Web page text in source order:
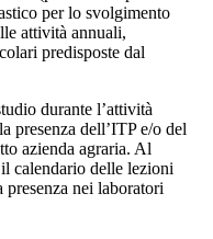
per lo svolgimento
attività annuali,
predisposte dal
durante l’attività
presenza dell’ITP e/o del
azienda agraria. Al
calendario delle lezioni
nei laboratori